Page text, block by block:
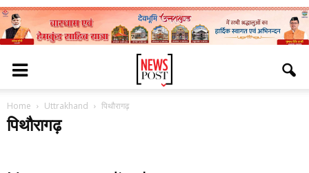
Home Uttrakhand पिथौरागढ़
पिथौरागढ़